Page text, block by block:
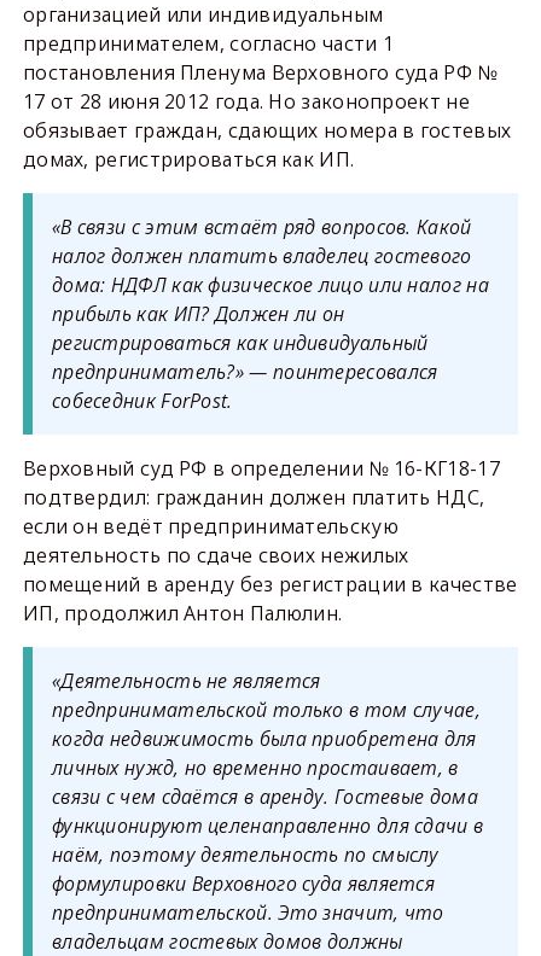
организацией или индивидуальным
предпринимателем, согласно части 1
постановления Пленума Верховного суда РФ №
17 от 28 июня 2012 года. Но законопроект не
обязывает граждан, сдающих номера в гостевых
домах, регистрироваться как ИП.
«В связи с этим встаёт ряд вопросов. Какой
налог должен платить владелец гостевого
дома: НДФЛ как физическое лицо или налог на
прибыль как ИП? Должен ли он
регистрироваться как индивидуальный
предприниматель?» — поинтересовался
собеседник ForPost.
Верховный суд РФ в определении № 16-КГ18-17
подтвердил: гражданин должен платить НДС,
если он ведёт предпринимательскую
деятельность по сдаче своих нежилых
помещений в аренду без регистрации в качестве
ИП, продолжил Антон Палюлин.
«Деятельность не является
предпринимательской только в том случае,
когда недвижимость была приобретена для
личных нужд, но временно простаивает, в
связи с чем сдаётся в аренду. Гостевые дома
функционируют целенаправленно для сдачи в
наём, поэтому деятельность по смыслу
формулировки Верховного суда является
предпринимательской. Это значит, что
владельцам гостевых домов должны